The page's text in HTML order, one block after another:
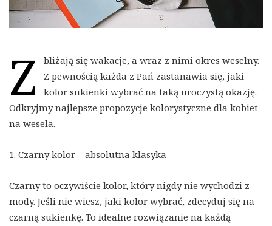
Z
bliżają się wakacje, a wraz z nimi okres weselny.
Z pewnością każda z Pań zastanawia się, jaki
kolor sukienki wybrać na taką uroczystą okazję.
Odkryjmy najlepsze propozycje kolorystyczne dla kobiet
na wesela.
1. Czarny kolor – absolutna klasyka
Czarny to oczywiście kolor, który nigdy nie wychodzi z
mody. Jeśli nie wiesz, jaki kolor wybrać, zdecyduj się na
czarną sukienkę. To idealne rozwiązanie na każdą